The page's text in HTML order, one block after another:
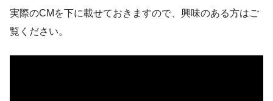
実際のCMを下に載せておきますので、興味のある方はご
覧ください。